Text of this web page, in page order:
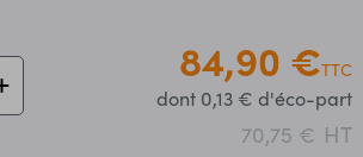
une distribution Linux
environnement XFCE,
version spécifique d'Android. Des
peuvent également être
84,90 €TTC
dont 0,13 € d'éco-part
70,75 € HT